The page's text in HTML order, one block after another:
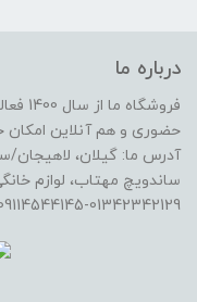
درباره ما
حضوری و هم آنلاین امکان
آدرس ما: گیلان، لاهیجان/
ساندویچ مهتاب، لوازم
01342342129